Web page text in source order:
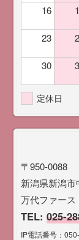
16
23
30
定休日
〒950-0088
新潟県新潟
万代ファース
TEL:025-
IP電話番号：